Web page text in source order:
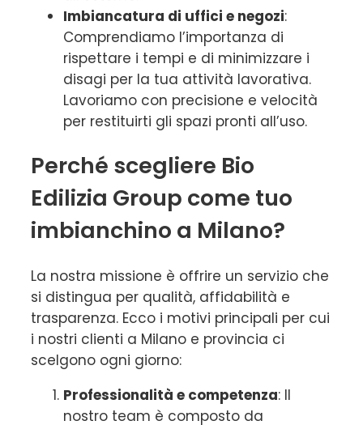
Imbiancatura di uffici e negozi:
Comprendiamo l’importanza di
rispettare i tempi e di minimizzare i
disagi per la tua attività lavorativa.
Lavoriamo con precisione e velocità
per restituirti gli spazi pronti all’uso.
Perché scegliere Bio
Edilizia Group come tuo
imbianchino a Milano?
La nostra missione è offrire un servizio che
si distingua per qualità, affidabilità e
trasparenza. Ecco i motivi principali per cui
i nostri clienti a Milano e provincia ci
scelgono ogni giorno:
Professionalità e competenza: Il
nostro team è composto da